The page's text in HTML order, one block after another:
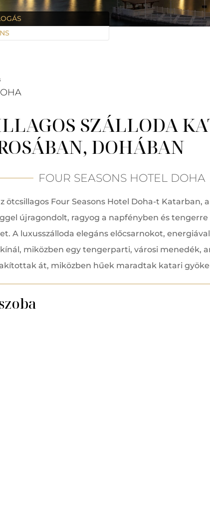
SZÁLLODA
DOHÁBAN
FOUR SEASONS HOTEL DOHA
ötcsillagos Four Seasons Hotel Doha-t Katarban,
újragondolt, ragyog a napfényben és tengerre
A luxusszálloda elegáns előcsarnokot,
miközben egy tengerparti, városi menedék,
át, miközben hűek maradtak katari